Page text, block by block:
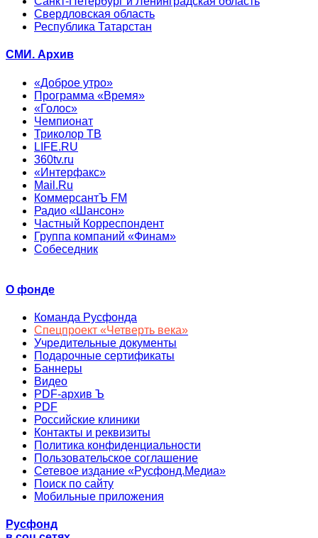
Свердловская область
Республика Татарстан
СМИ. Архив
«Доброе утро»
Программа «Время»
«Голос»
Чемпионат
Триколор ТВ
LIFE.RU
360tv.ru
«Интерфакс»
Mail.Ru
КоммерсантЪ FM
Радио «Шансон»
Частный Корреспондент
Группа компаний «Финам»
Собеседник
О фонде
Команда Русфонда
Спецпроект «Четверть века»
Учредительные документы
Подарочные сертификаты
Баннеры
Видео
PDF-архив Ъ
PDF
Российские клиники
Контакты и реквизиты
Политика конфиденциальности
Пользовательское соглашение
Сетевое издание «Русфонд.Медиа»
Поиск по сайту
Мобильные приложения
Русфонд